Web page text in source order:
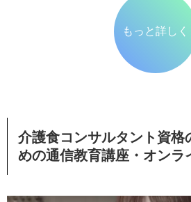
もっと詳しく
介護食コンサルタント資格
めの通信教育講座・オンラ